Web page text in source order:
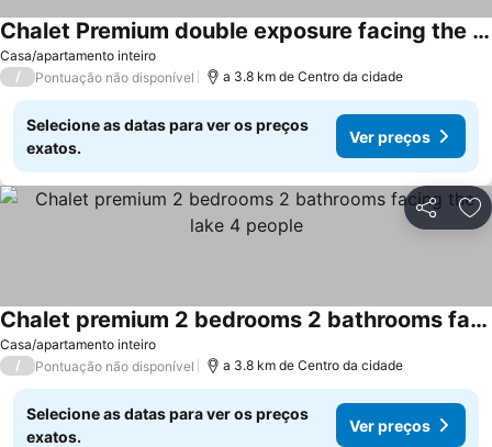
Casa/apartamento inteiro
Chalet Premium double exposure facing the pond 5 persons
Ver preços
/ Pontuação não disponível a 3.8 km de Centro da cidade
Selecione as datas para ver os preços
exatos.
Ver preços
Partilhar
Casa/apartamento inteiro
Chalet premium 2 bedrooms 2 bathrooms facing the lake 4 people
Ver preços
/ Pontuação não disponível a 3.8 km de Centro da cidade
Selecione as datas para ver os preços
exatos.
Ver preços